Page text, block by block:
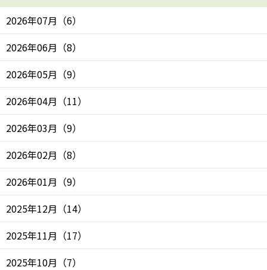
2026年07月 （6）
2026年06月 （8）
2026年05月 （9）
2026年04月 （11）
2026年03月 （9）
2026年02月 （8）
2026年01月 （9）
2025年12月 （14）
2025年11月 （17）
2025年10月 （7）